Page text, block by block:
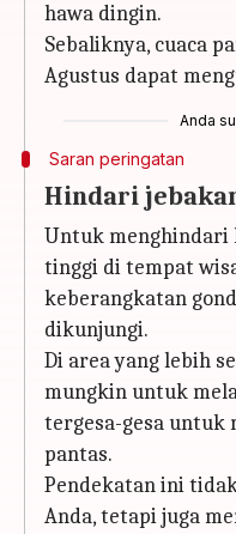
hawa dingin.
Sebaliknya, cuaca
Agustus dapat
Anda
Saran peringatan
Hindari
Untuk menghindari
tinggi di tempat
keberangkatan
dikunjungi.
Di area yang lebih
mungkin untuk
tergesa-gesa untuk
pantas.
Pendekatan ini
Anda, tetapi juga